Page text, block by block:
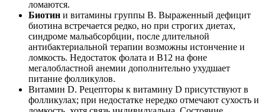
ломаются.
Биотин и витамины группы B. Выраженный дефицит
биотина встречается редко, но при строгих диетах,
синдроме мальабсорбции, после длительной
антибактериальной терапии возможны истончение и
ломкость. Недостаток фолата и B12 на фоне
мегалобластной анемии дополнительно ухудшает
питание фолликулов.
Витамин D. Рецепторы к витамину D присутствуют в
фолликулах; при недостатке нередко отмечают сухость и